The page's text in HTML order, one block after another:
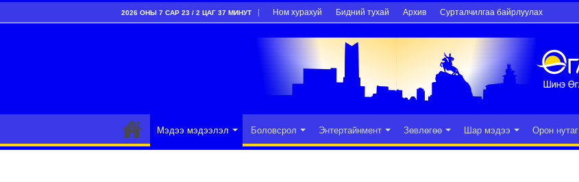
2026 ОНЫ 7 САР 23 / 2 ЦАГ 37 МИНУТ Ном хурахуй Бидний тухай Архив Сурталчилгаа байрлуулах
Мэдээ мэдээлэл Боловсрол Энтертайнмент Зөвлөгөө Шар мэдээ Орон нутаг